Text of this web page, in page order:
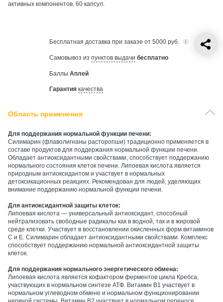
активных компонентов. 60 капсул.
Бесплатная доставка при заказе от 5000 руб.
Самовывоз из пунктов выдачи бесплатно
Баллы Аплей
Гарантия качества
Область применения
Для поддержания нормальной функции печени:
Силимарин (флаволигнаны расторопши) традиционно применяется в
составе продуктов для поддержания нормальной функции печени.
Обладает антиоксидантными свойствами, способствует поддержанию
нормального состояния клеток печени. Липоевая кислота является
природным антиоксидантом и участвует в нормальных
детоксикационных реакциях. Рекомендован для людей, уделяющих
внимание поддержанию нормальной функции печени.
Для антиоксидантной защиты клеток:
Липоевая кислота — универсальный антиоксидант, способный
нейтрализовать свободные радикалы как в водной, так и в жировой
среде клетки. Участвует в восстановлении окисленных форм витаминов
С и Е. Силимарин обладает антиоксидантными свойствами. Комплекс
способствует поддержанию нормальной антиоксидантной защиты
клеток.
Для поддержания нормального энергетического обмена:
Липоевая кислота является кофактором ферментов цикла Кребса,
участвующих в нормальном синтезе АТФ. Витамин B1 участвует в
нормальном углеводном обмене и нормальном функционировании